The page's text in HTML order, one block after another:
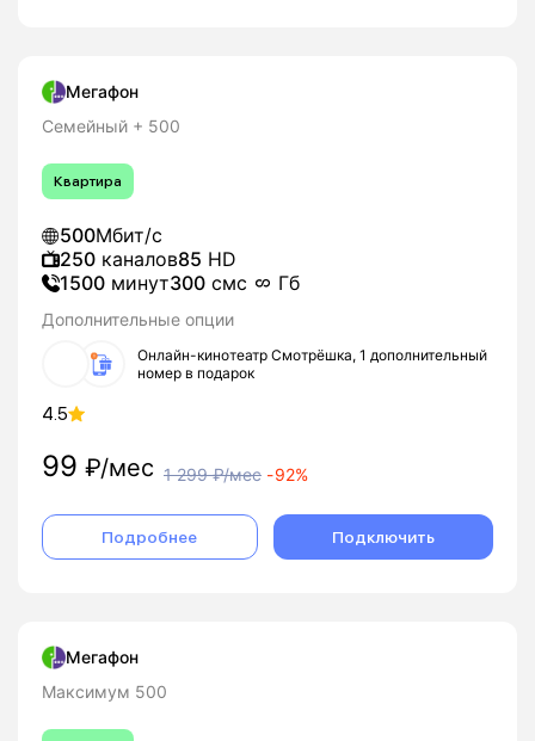
Мегафон
Семейный + 500
Квартира
500Мбит/с
250 каналов85 HD
1500 минут300 смс Гб
Дополнительные опции
Онлайн-кинотеатр Смотрёшка, 1 дополнительный
номер в подарок
4.5
99 ₽/мес 1 299₽/мес -92%
Подробнее Подключить
Мегафон
Максимум 500